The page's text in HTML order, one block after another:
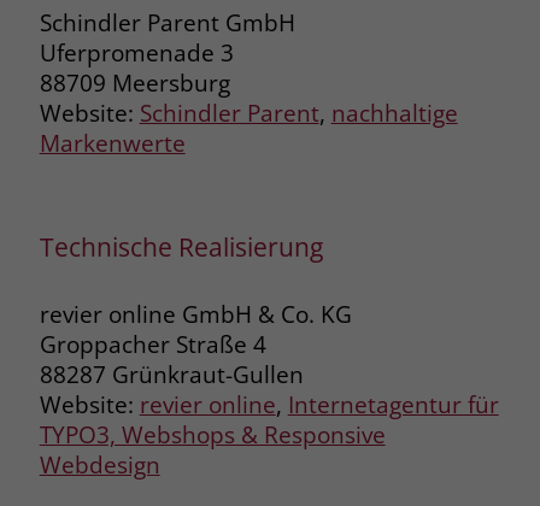
Schindler Parent GmbH
Uferpromenade 3
88709 Meersburg
Website: Schindler Parent, nachhaltige
Markenwerte
Technische Realisierung
revier online GmbH & Co. KG
Groppacher Straße 4
88287 Grünkraut-Gullen
Website: revier online, Internetagentur für
TYPO3, Webshops & Responsive
Webdesign
Zweck
Facebook platziert es, während ein
Verbraucher auf Facebook ist. Dieses
Cookie verfolgt die Besuche eines
Nutzers auf verschiedenen Websites
und meldet dieses Verhalten an
Facebook. Facebook kann dann die
zeigen. Das _fbp-Cookie sammelt keine
Informationen und wird von Facebook
nur platziert, um Daten an das
Unternehmen zurückzusenden.